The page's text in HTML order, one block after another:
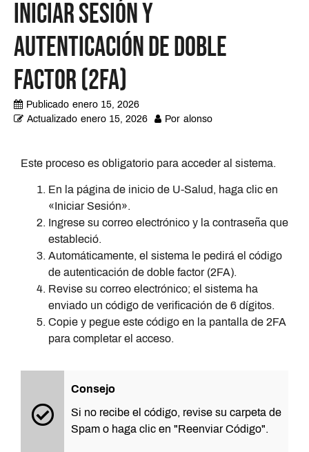
Iniciar sesión y
autenticación de doble
factor (2FA)
Publicado enero 15, 2026
Actualizado enero 15, 2026 Por alonso
Este proceso es obligatorio para acceder al sistema.
En la página de inicio de U-Salud, haga clic en
«Iniciar Sesión».
Ingrese su correo electrónico y la contraseña que
estableció.
Automáticamente, el sistema le pedirá el código
de autenticación de doble factor (2FA).
Revise su correo electrónico; el sistema ha
enviado un código de verificación de 6 dígitos.
Copie y pegue este código en la pantalla de 2FA
para completar el acceso.
Consejo
Si no recibe el código, revise su carpeta de
Spam o haga clic en "Reenviar Código".